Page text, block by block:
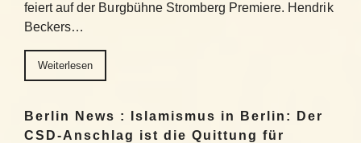
feiert auf der Burgbühne Stromberg Premiere. Hendrik
Beckers…
Weiterlesen
Berlin News : Islamismus in Berlin: Der
CSD-Anschlag ist die Quittung für